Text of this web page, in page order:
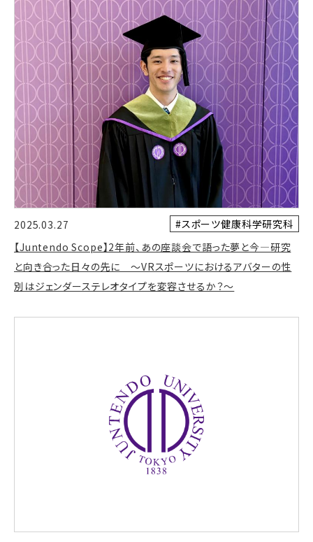
2025.03.27
#スポーツ健康科学研究科
【Juntendo Scope】2年前、あの座談会で語った夢と今—研究
と向き合った日々の先に ～VRスポーツにおけるアバターの性
別はジェンダーステレオタイプを変容させるか？～